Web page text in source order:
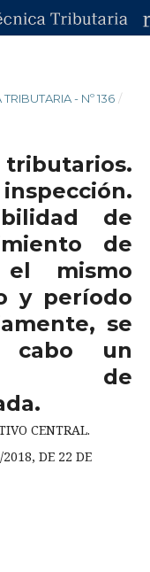
- Nº 136 /
de
de
el mismo
y período
se
cabo un
de
CENTRAL.
DE 22 DE